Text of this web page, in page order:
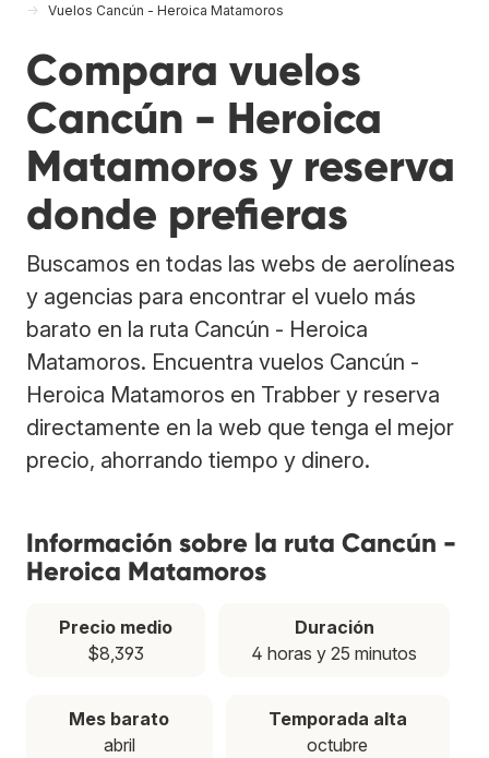
Vuelos Cancún - Heroica Matamoros
Compara vuelos
Cancún - Heroica
Matamoros y reserva
donde prefieras
Buscamos en todas las webs de aerolíneas
y agencias para encontrar el vuelo más
barato en la ruta Cancún - Heroica
Matamoros. Encuentra vuelos Cancún -
Heroica Matamoros en Trabber y reserva
directamente en la web que tenga el mejor
precio, ahorrando tiempo y dinero.
Información sobre la ruta Cancún -
Heroica Matamoros
Precio medio
$8,393
Duración
4 horas y 25 minutos
Mes barato
abril
Temporada alta
octubre